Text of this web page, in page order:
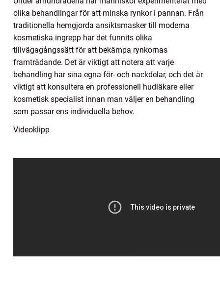
olika behandlingar för att minska rynkor i pannan. Från
traditionella hemgjorda ansiktsmasker till moderna
kosmetiska ingrepp har det funnits olika
tillvägagångssätt för att bekämpa rynkornas
framträdande. Det är viktigt att notera att varje
behandling har sina egna för- och nackdelar, och det är
viktigt att konsultera en professionell hudläkare eller
kosmetisk specialist innan man väljer en behandling
som passar ens individuella behov.
Videoklipp